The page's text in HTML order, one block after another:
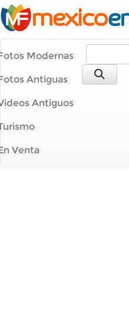
Modernas
Antiguas
Antiguos
Venta